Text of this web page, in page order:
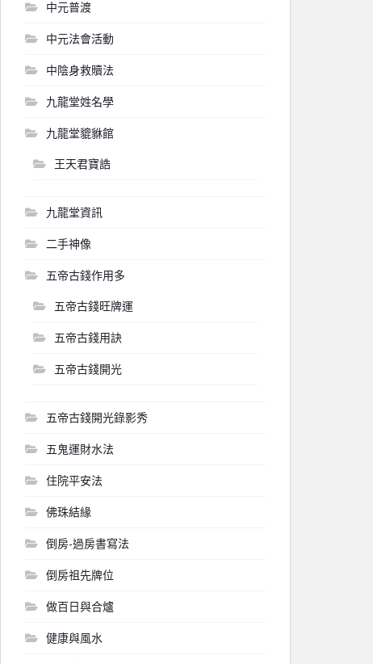
中元普渡
中元法會活動
中陰身救贖法
九龍堂姓名學
九龍堂貔貅館
王天君寶誥
九龍堂資訊
二手神像
五帝古錢作用多
五帝古錢旺牌運
五帝古錢用訣
五帝古錢開光
五帝古錢開光錄影秀
五鬼運財水法
住院平安法
佛珠結緣
倒房-過房書寫法
倒房祖先牌位
做百日與合爐
健康與風水